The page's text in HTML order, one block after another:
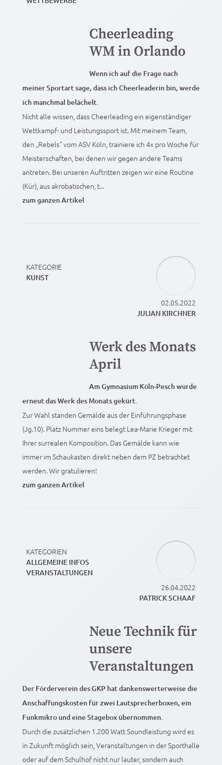
Cheerleading
WM in Orlando
Wenn ich auf die Frage nach
meiner Sportart sage, dass ich Cheerleaderin bin, werde
ich manchmal belächelt.
Nicht alle wissen, dass Cheerleading ein eigenständiger
Wettkampf- und Leistungssport ist. Mit meinem Team,
den „Rebels“ vom ASV Köln, trainiere ich 4x pro Woche für
Meisterschaften, bei denen wir gegen andere Teams
antreten. Bei unseren Auftritten zeigen wir eine Routine
(Kür), aus akrobatischen, t...
zum ganzen Artikel
KATEGORIE
KUNST
02.05.2022
JULIAN KIRCHNER
Werk des Monats
April
Am Gymnasium Köln-Pesch wurde
erneut das Werk des Monats gekürt.
Zur Wahl standen Gemälde aus der Einführungsphase
(Jg.10). Platz Nummer eins belegt Lea-Marie Krieger mit
Ihrer surrealen Komposition. Das Gemälde kann wie
immer im Schaukasten direkt neben dem PZ betrachtet
werden. Wir gratulieren!
zum ganzen Artikel
KATEGORIEN
ALLGEMEINE INFOS
VERANSTALTUNGEN
26.04.2022
PATRICK SCHAAF
Neue Technik für
unsere
Veranstaltungen
Der Förderverein des GKP hat dankenswerterweise die
Anschaffungskosten für zwei Lautsprecherboxen, ein
Funkmikro und eine Stagebox übernommen.
Durch die zusätzlichen 1.200 Watt Soundleistung wird es
in Zukunft möglich sein, Veranstaltungen in der Sporthalle
oder auf dem Schulhof nicht nur lauter, sondern auch